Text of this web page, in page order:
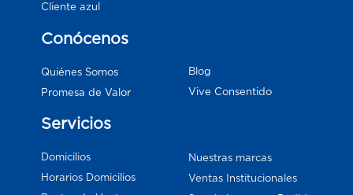
Cliente azul
Conócenos
Quiénes Somos
Promesa de Valor
Blog
Vive Consentido
Servicios
Domicilios
Horarios Domicilios
Nuestras marcas
Ventas Institucionales